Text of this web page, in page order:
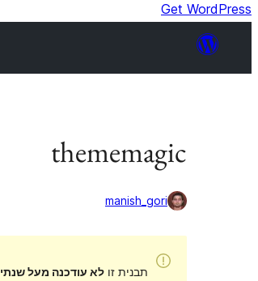
Get WordPress
thememagic
manish_gori
תבנית זולא עודכנה מעל